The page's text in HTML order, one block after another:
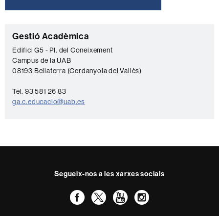
C
o
n
a
c
Gestió Acadèmica
Edifici G5 - Pl. del Coneixement
Campus de la UAB
08193 Bellaterra (Cerdanyola del Vallès)
Tel. 93 581 26 83
ga.c.educacio@uab.es
Segueix-nos a les xarxes socials
Facebook
TwitterYouTube
Instagram